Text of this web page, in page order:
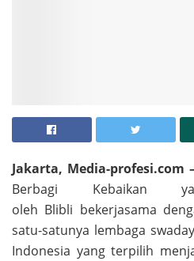
Jakarta, Media-profesi.com
Berbagi Kebaikan
oleh Blibli bekerjasama
satu-satunya lembaga
Indonesia yang terpilih